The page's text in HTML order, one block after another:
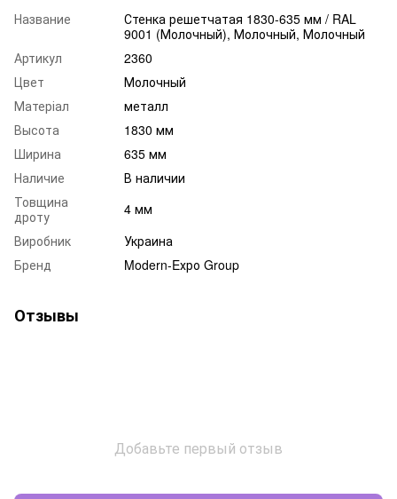
Название
Стенка решетчатая 1830-635 мм / RAL
9001 (Молочный), Молочный, Молочный
Артикул
2360
Цвет
Молочный
Матеріал
металл
Высота
1830 мм
Ширина
635 мм
Наличие
В наличии
Товщина
дроту
4 мм
Виробник
Украина
Бренд
Modern-Eхро Group
Отзывы
Добавьте первый отзыв